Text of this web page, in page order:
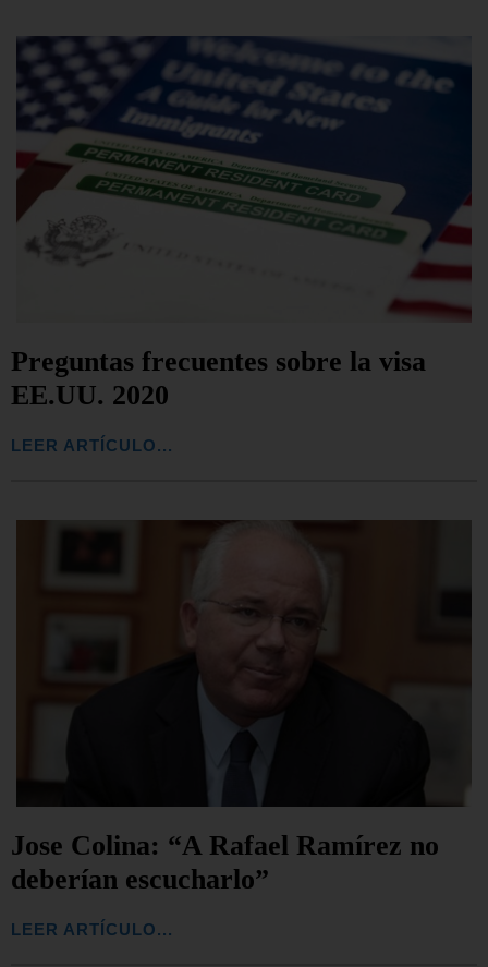
Preguntas frecuentes sobre la visa
EE.UU. 2020
LEER ARTÍCULO...
Jose Colina: “A Rafael Ramírez no
deberían escucharlo”
LEER ARTÍCULO...